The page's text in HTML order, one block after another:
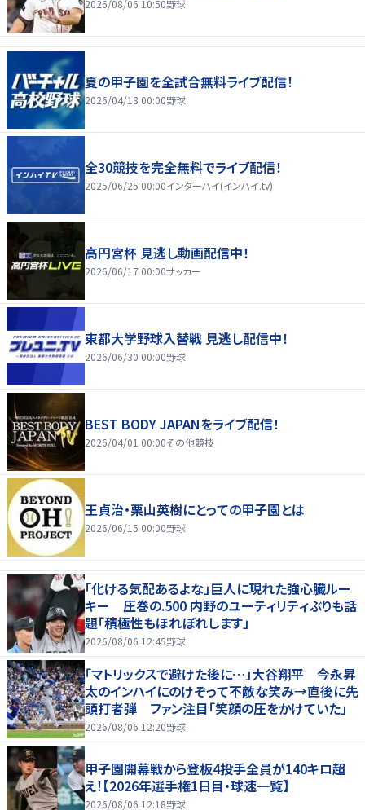
2026/08/06 10:50野球
夏の甲子園を全試合無料ライブ配信！
2026/04/18 00:00野球
全30競技を完全無料でライブ配信！
2025/06/25 00:00インターハイ(インハイ.tv)
高円宮杯 見逃し動画配信中！
2026/06/17 00:00サッカー
東都大学野球入替戦 見逃し配信中！
2026/06/30 00:00野球
BEST BODY JAPANをライブ配信！
2026/04/01 00:00その他競技
王貞治・栗山英樹にとっての甲子園とは
2026/06/15 00:00野球
「化ける気配あるよな」巨人に現れた強心臓ルー
キー 圧巻の.500 内野のユーティリティぶりも話
題「積極性もほれぼれします」
2026/08/06 12:45野球
「マトリックスで避けた後に…」大谷翔平 今永昇
太のインハイにのけぞって不敵な笑み→直後に先
頭打者弾 ファン注目「笑顔の圧をかけていた」
2026/08/06 12:20野球
甲子園開幕戦から登板4投手全員が140キロ超
え！【2026年選手権1日目・球速一覧】
2026/08/06 12:18野球